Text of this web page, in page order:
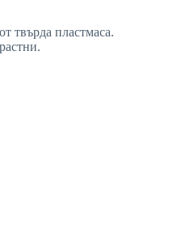
твърда пластмаса.